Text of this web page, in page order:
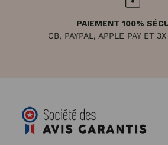
PAIEMENT 100%
CB, PAYPAL, APPLE PAY ET